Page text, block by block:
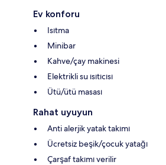
Ev konforu
Isıtma
Minibar
Kahve/çay makinesi
Elektrikli su ısıtıcısı
Ütü/ütü masası
Rahat uyuyun
Anti alerjik yatak takımı
Ücretsiz beşik/çocuk yatağı
Çarşaf takımı verilir